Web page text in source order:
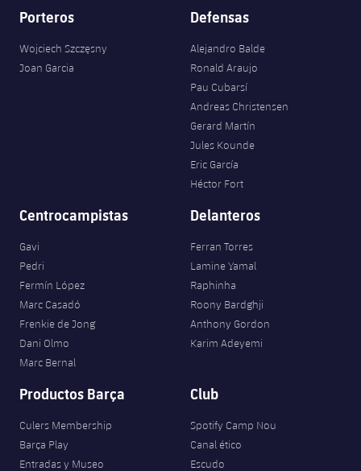
Porteros
Wojciech Szczęsny
Joan Garcia
Defensas
Alejandro Balde
Ronald Araujo
Pau Cubarsí
Andreas Christensen
Gerard Martín
Jules Kounde
Eric García
Héctor Fort
Centrocampistas
Gavi
Pedri
Fermín López
Marc Casadó
Frenkie de Jong
Dani Olmo
Marc Bernal
Delanteros
Ferran Torres
Lamine Yamal
Raphinha
Roony Bardghji
Anthony Gordon
Karim Adeyemi
Productos Barça
Culers Membership
Barça Play
Entradas y Museo
Club
Spotify Camp Nou
Canal ético
Escudo